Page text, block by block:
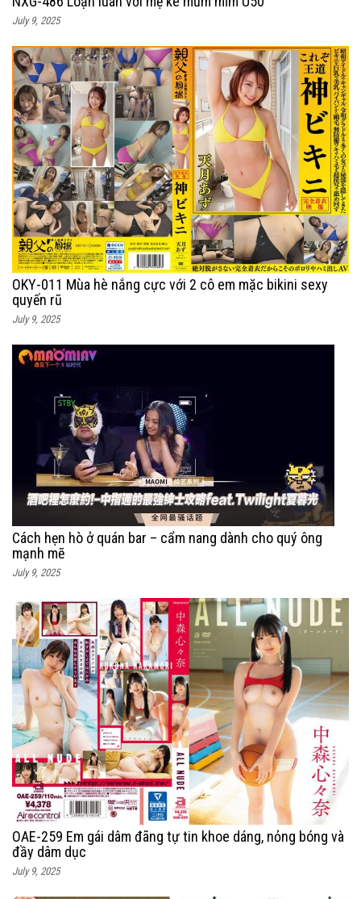
July 9, 2025
OKY-011 Mùa hè nắng cực với 2 cô em mặc bikini sexy
quyến rũ
July 9, 2025
Cách hẹn hò ở quán bar – cẩm nang dành cho quý ông
mạnh mẽ
July 9, 2025
OAE-259 Em gái dâm đãng tự tin khoe dáng, nỏng bóng và
đầy dâm dục
July 9, 2025